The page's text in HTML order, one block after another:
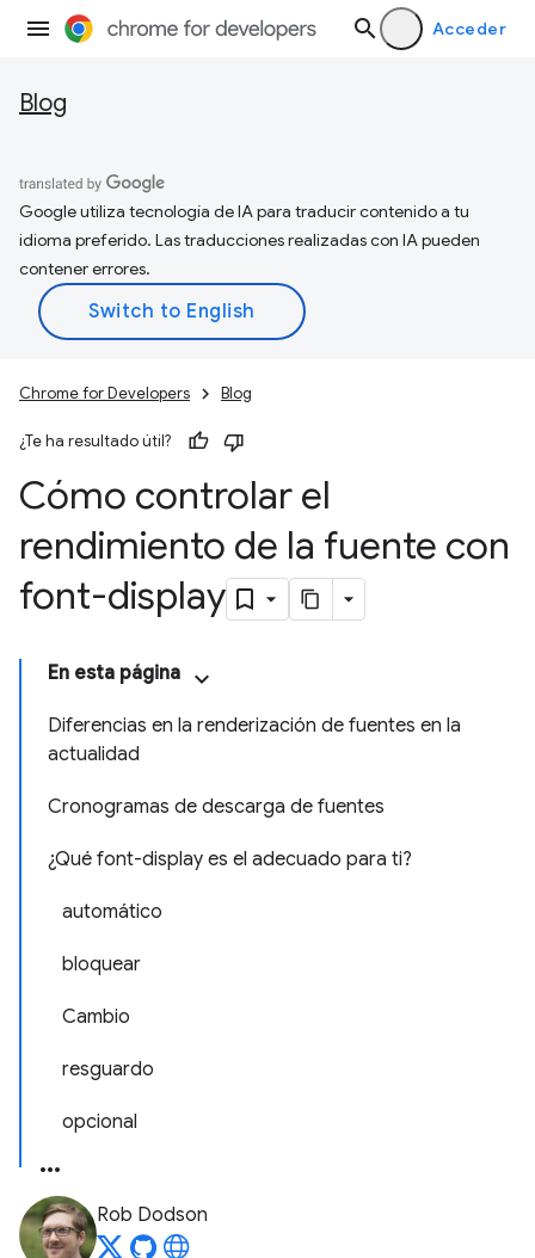
Acceder
Blog
Google utiliza tecnología de IA para traducir contenido a tu
idioma preferido. Las traducciones realizadas con IA pueden
contener errores.
Chrome for Developers Blog
¿Te ha resultado útil?
Cómo controlar el
rendimiento de la fuente con
font-display
En esta página
Diferencias en la renderización de fuentes en la
actualidad
Cronogramas de descarga de fuentes
¿Qué font-display es el adecuado para ti?
automático
bloquear
Cambio
resguardo
opcional
Rob Dodson